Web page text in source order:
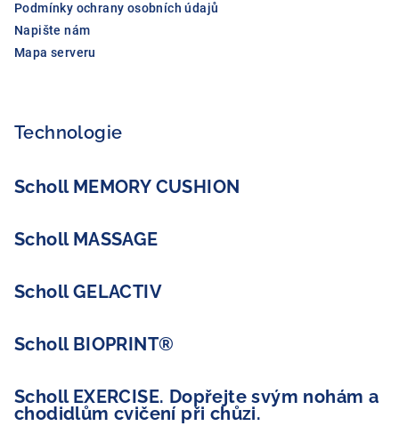
Podmínky ochrany osobních údajů
Napište nám
Mapa serveru
Technologie
Scholl MEMORY CUSHION
Scholl MASSAGE
Scholl GELACTIV
Scholl BIOPRINT®
Scholl EXERCISE. Dopřejte svým nohám a
chodidlům cvičení při chůzi.